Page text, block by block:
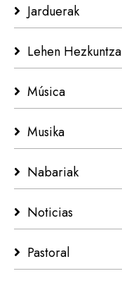
Jarduerak
Lehen Hezkuntza
Música
Musika
Nabariak
Noticias
Pastoral